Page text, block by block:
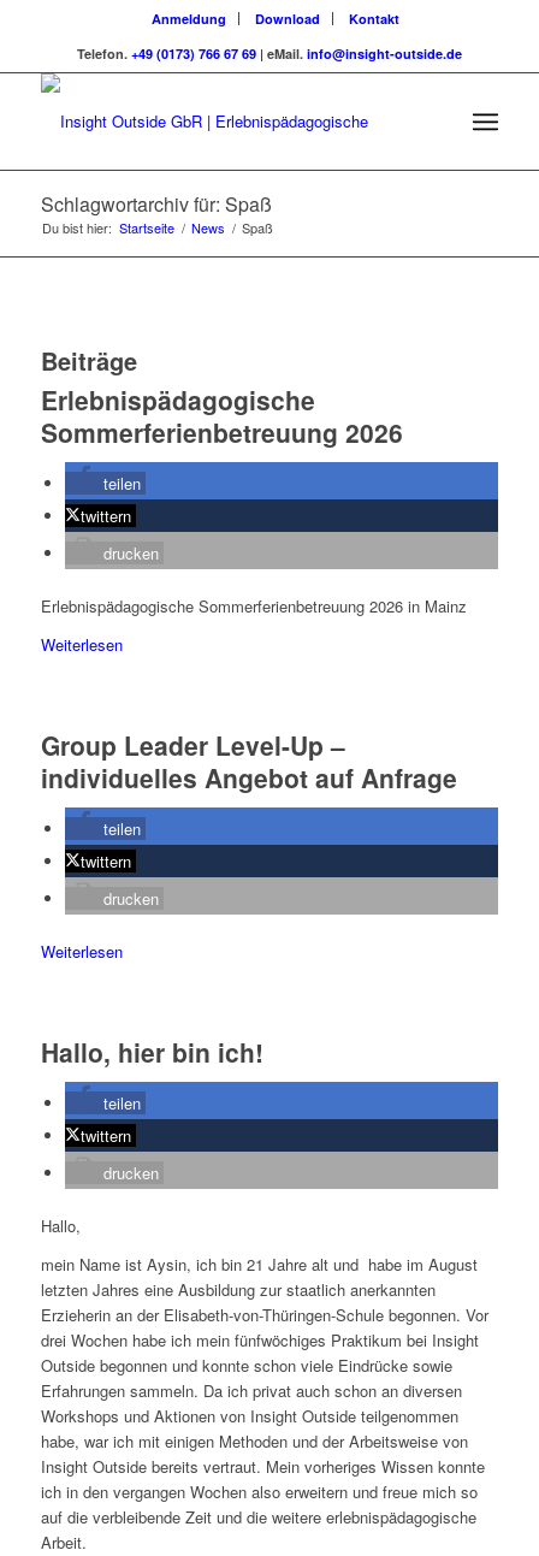
Anmeldung Download
Kontakt
Telefon. +49 (0173) 766 67 69| eMail. info@insight-outside.de
Schlagwortarchiv für: Spaß
Du bist hier: Startseite / News / Spaß
Beiträge
Erlebnispädagogische
Sommerferienbetreuung 2026
teilen
twittern
drucken
Erlebnispädagogische Sommerferienbetreuung 2026 in Mainz
Weiterlesen
Group Leader Level-Up –
individuelles Angebot auf Anfrage
teilen
twittern
drucken
Weiterlesen
Hallo, hier bin ich!
teilen
twittern
drucken
Hallo,
mein Name ist Aysin, ich bin 21 Jahre alt und habe im August
letzten Jahres eine Ausbildung zur staatlich anerkannten
Erzieherin an der Elisabeth-von-Thüringen-Schule begonnen. Vor
drei Wochen habe ich mein fünfwöchiges Praktikum bei Insight
Outside begonnen und konnte schon viele Eindrücke sowie
Erfahrungen sammeln. Da ich privat auch schon an diversen
Workshops und Aktionen von Insight Outside teilgenommen
habe, war ich mit einigen Methoden und der Arbeitsweise von
Insight Outside bereits vertraut. Mein vorheriges Wissen konnte
ich in den vergangen Wochen also erweitern und freue mich so
auf die verbleibende Zeit und die weitere erlebnispädagogische
Arbeit.